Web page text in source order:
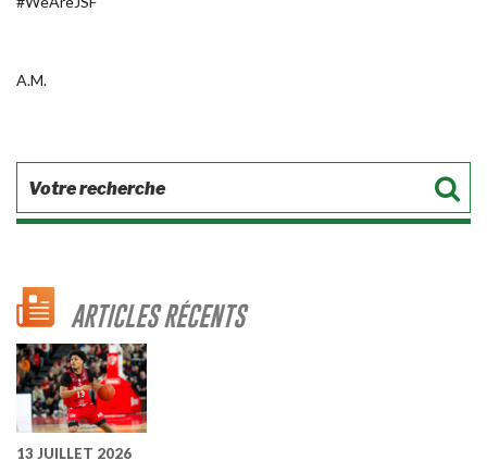
A.M.
ARTICLES RÉCENTS
13 JUILLET 2026